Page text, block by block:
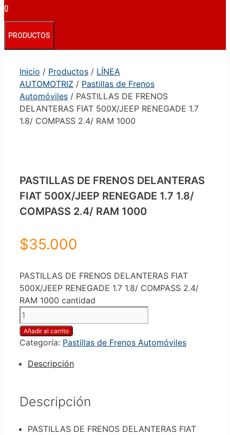
0
PRODUCTOS
Inicio / Productos / LÍNEA
AUTOMOTRIZ / Pastillas de Frenos
Automóviles / PASTILLAS DE FRENOS
DELANTERAS FIAT 500X/JEEP RENEGADE 1.7
1.8/ COMPASS 2.4/ RAM 1000
PASTILLAS DE FRENOS DELANTERAS
FIAT 500X/JEEP RENEGADE 1.7 1.8/
COMPASS 2.4/ RAM 1000
$35.000
PASTILLAS DE FRENOS DELANTERAS FIAT
500X/JEEP RENEGADE 1.7 1.8/ COMPASS 2.4/
RAM 1000 cantidad
Añadir al carrito
Categoría: Pastillas de Frenos Automóviles
Descripción
Descripción
PASTILLAS DE FRENOS DELANTERAS FIAT